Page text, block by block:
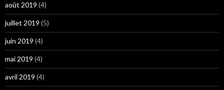
août 2019 (4)
juillet 2019 (5)
juin 2019 (4)
mai 2019 (4)
avril 2019 (4)